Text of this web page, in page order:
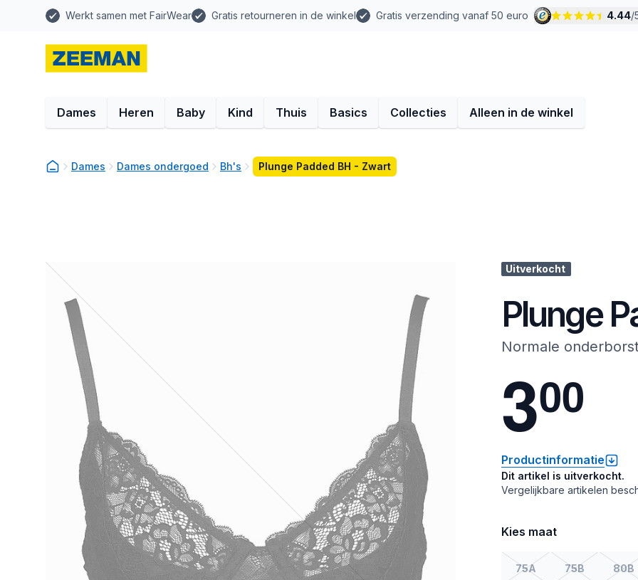
Werkt samen met FairWear Gratis retourneren in de winkel Gratis verzending vanaf 50 euro 4.44/
Dames Heren Baby Kind Thuis Basics Collecties Alleen in de winkel
Dames Dames ondergoed Bh's Plunge Padded BH - Zwart
Uitverkocht
Plunge
Normale
300
Productinformatie
Dit artikel is uitverkocht.
Vergelijkbare artikelen
Kies maat
75A 75B 80B